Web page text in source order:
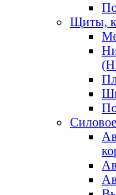
Щиты,